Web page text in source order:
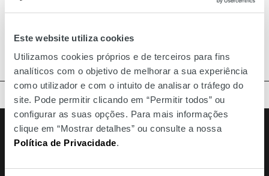
Este website utiliza cookies
Utilizamos cookies próprios e de terceiros para fins
analíticos com o objetivo de melhorar a sua experiência
como utilizador e com o intuito de analisar o tráfego do
site. Pode permitir clicando em “Permitir todos” ou
configurar as suas opções. Para mais informações
clique em “Mostrar detalhes” ou consulte a nossa
Política de Privacidade.
irá assinalar o Dia Internacional da Mulher e contará com a
Sandra Pereira(PCP, GUE/NGL).
Siga-nos FacebookInstagramYoutube